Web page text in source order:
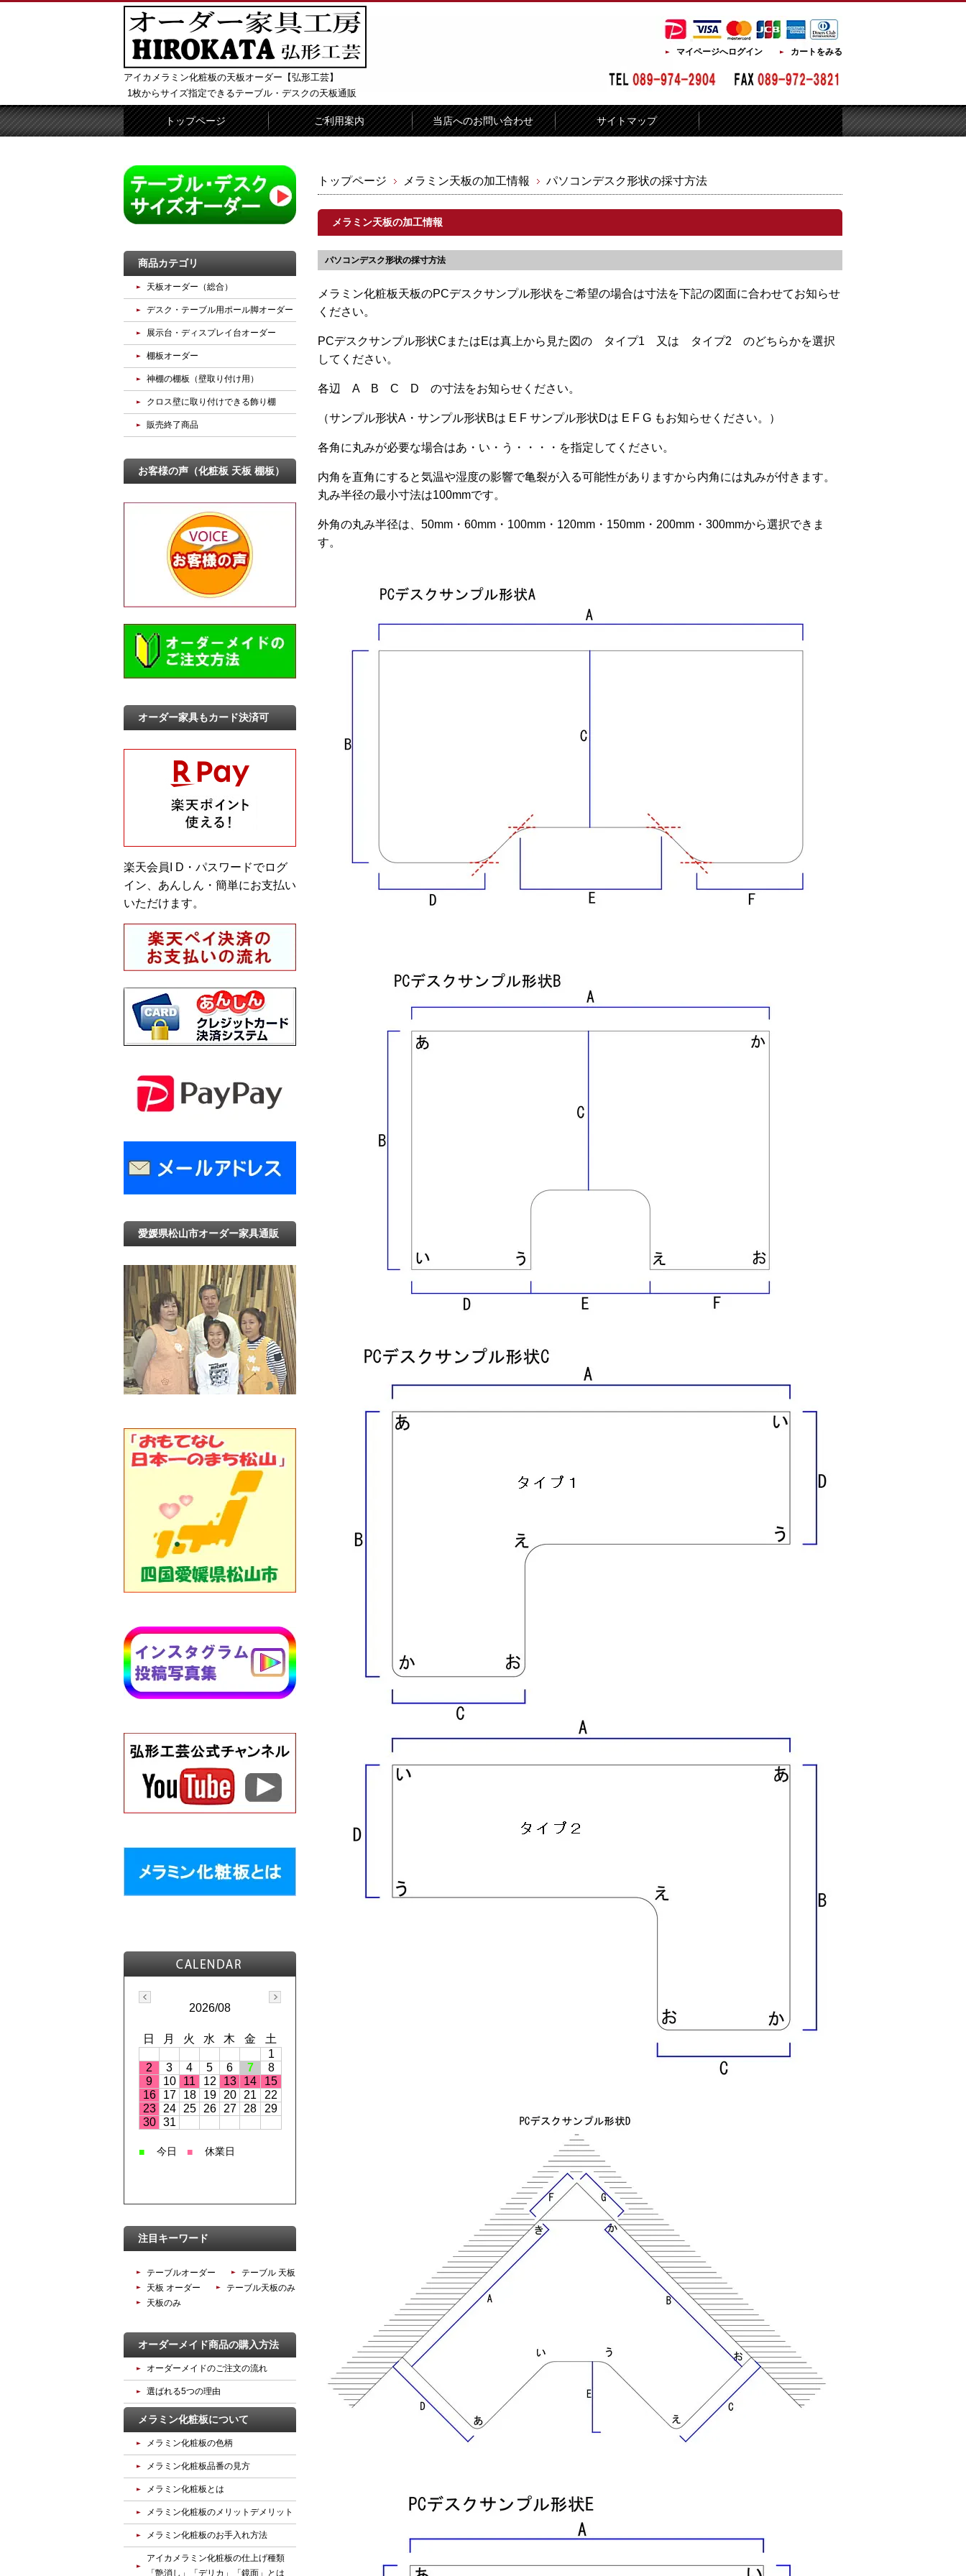
アイカメラミン化粧板の天板オーダー【弘形工芸】
1枚からサイズ指定できるテーブル・デスクの天板通販
マイページへログイン カートをみる
トップページ ご利用案内 当店へのお問い合わせ サイトマップ
トップページ メラミン天板の加工情報 パソコンデスク形状の採寸方法
メラミン天板の加工情報
パソコンデスク形状の採寸方法
メラミン化粧板天板のPCデスクサンプル形状をご希望の場合は寸法を下記の図面に合わせてお知らせ
ください。
PCデスクサンプル形状CまたはEは真上から見た図の タイプ1 又は タイプ2 のどちらかを選択
してください。
各辺 A B C D の寸法をお知らせください。
（サンプル形状A・サンプル形状Bは E F サンプル形状Dは E F G もお知らせください。）
各角に丸みが必要な場合はあ・い・う・・・・を指定してください。
内角を直角にすると気温や湿度の影響で亀裂が入る可能性がありますから内角には丸みが付きます。
丸み半径の最小寸法は100mmです。
外角の丸み半径は、50mm・60mm・100mm・120mm・150mm・200mm・300mmから選択できま
す。
商品カテゴリ
天板オーダー（総合）
デスク・テーブル用ポール脚オーダー
展示台・ディスプレイ台オーダー
棚板オーダー
神棚の棚板（壁取り付け用）
クロス壁に取り付けできる飾り棚
販売終了商品
お客様の声（化粧板 天板 棚板）
オーダー家具もカード決済可
楽天会員I D・パスワードでログ
イン、あんしん・簡単にお支払い
いただけます。
愛媛県松山市オーダー家具通販
2026/08
日 月 火 水 木 金
土
1
2
3 4 5 6 7
8
9
10 11 12 13 14
15
16
17 18 19 20 21
22
23
24 25 26 27 28
29
30
31
■ 今日 ■ 休業日
注目キーワード
テーブルオーダー
テーブル 天板
天板 オーダー
テーブル天板のみ
天板のみ
オーダーメイド商品の購入方法
オーダーメイドのご注文の流れ
選ばれる5つの理由
メラミン化粧板について
メラミン化粧板の色柄
メラミン化粧板品番の見方
メラミン化粧板とは
メラミン化粧板のメリットデメリット
メラミン化粧板のお手入れ方法
アイカメラミン化粧板の仕上げ種類
「艶消し」「デリカ」「鏡面」とは